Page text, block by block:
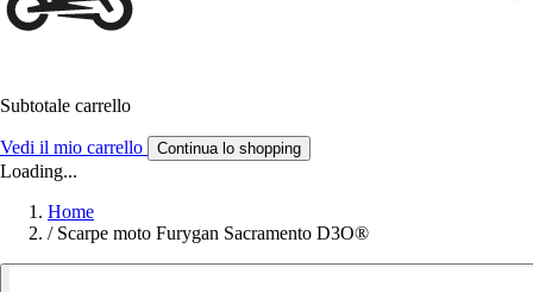
Subtotale carrello
Vedi il mio carrello Continua lo shopping
Loading...
Home
/ Scarpe moto Furygan Sacramento D3O®